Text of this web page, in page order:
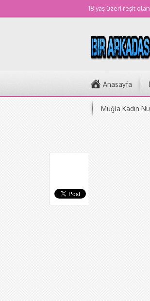
18 yaş üzeri reşit olan
Anasayfa
Muğla Kadın